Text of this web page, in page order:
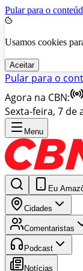
Pular para o
Usamos cookies
Aceitar
Pular para o
Agora na CBN:
Sexta-feira, 7 de
Menu
Eu
Cidades
Comentaristas
Podcast
Notícias